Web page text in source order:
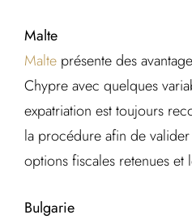
Malte
Malte présente des
Chypre avec quelques
expatriation est toujours
la procédure afin de
options fiscales retenues et
Bulgarie